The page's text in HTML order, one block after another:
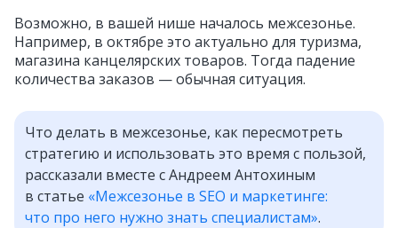
Возможно, в вашей нише началось межсезонье.
Например, в октябре это актуально для туризма,
магазина канцелярских товаров. Тогда падение
количества заказов — обычная ситуация.
Что делать в межсезонье, как пересмотреть
стратегию и использовать это время с пользой,
рассказали вместе с Андреем Антохиным
в статье «Межсезонье в SEO и маркетинге:
что про него нужно знать специалистам».